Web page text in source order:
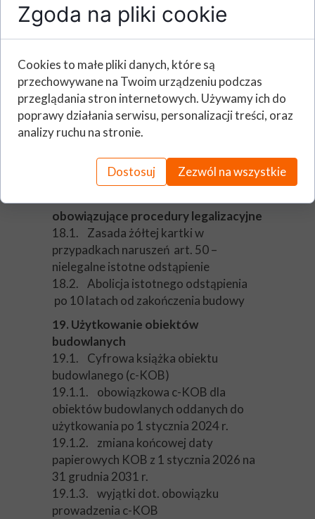
doprecyzowujące.
17.4. Dokumenty niezbędne do
oddania obiektów do użytkowania –
ograniczenie dokumentów
archiwizowanych przez organy nadzoru
budowlanego
17.5. Zakres obowiązkowej kontroli
przed dopuszczeniem obiektu do
użytkowania
17.6. Pozwolenie na użytkowanie –
ograniczenie stron postępowania
obowiązujące procedury legalizacyjne
18.1. Zasada żółtej kartki w
przypadkach naruszeń art. 50 –
nielegalne istotne odstąpienie
18.2. Abolicja istotnego odstąpienia
po 10 latach od zakończenia budowy
19. Użytkowanie obiektów
budowlanych
19.1. Cyfrowa książka obiektu
budowlanego (c-KOB)
19.1.1. obowiązkowa c-KOB dla
obiektów budowlanych oddanych do
użytkowania po 1 stycznia 2024 r.
19.1.2. zmiana końcowej daty
papierowych KOB z 1 stycznia 2026 na
31 grudnia 2031 r.
19.1.3. wyjątki dot. obowiązku
prowadzenia c-KOB
Zgoda na pliki cookie
Cookies to małe pliki danych, które są
przechowywane na Twoim urządzeniu podczas
przeglądania stron internetowych. Używamy ich do
poprawy działania serwisu, personalizacji treści, oraz
analizy ruchu na stronie.
Dostosuj Zezwól na wszystkie